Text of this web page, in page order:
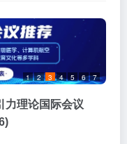
1 2 3 4 5 6 7
力理论国际会议